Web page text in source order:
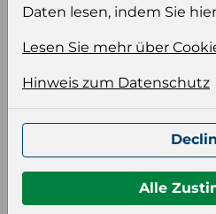
Wählen Sie eine Sprache
Keiner
Daten lesen, indem Sie
Lesen Sie mehr über
Hinweis zum Datenschutz
Alle